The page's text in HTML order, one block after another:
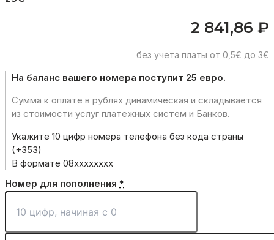
2 841,86 ₽
без учета платы от 0,5€ до 3€
На баланс вашего номера поступит 25 евро.
Сумма к оплате в рублях динамическая и складывается
из стоимости услуг платежных систем и Банков.
Укажите 10 цифр номера телефона без кода страны
(+353)
В формате 08ххххххxx
Номер для пополнения *